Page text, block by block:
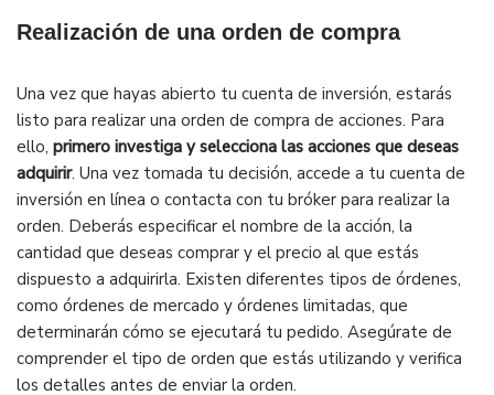
Realización de una orden de compra
Una vez que hayas abierto tu cuenta de inversión, estarás
listo para realizar una orden de compra de acciones. Para
ello, primero investiga y selecciona las acciones que deseas
adquirir. Una vez tomada tu decisión, accede a tu cuenta de
inversión en línea o contacta con tu bróker para realizar la
orden. Deberás especificar el nombre de la acción, la
cantidad que deseas comprar y el precio al que estás
dispuesto a adquirirla. Existen diferentes tipos de órdenes,
como órdenes de mercado y órdenes limitadas, que
determinarán cómo se ejecutará tu pedido. Asegúrate de
comprender el tipo de orden que estás utilizando y verifica
los detalles antes de enviar la orden.